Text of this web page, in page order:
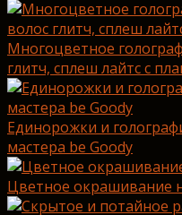
Многоцветное
глитч, сплеш лайтс с
Единорожки и
мастера be Goody
Цветное окрашивание